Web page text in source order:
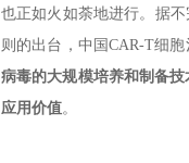
也正如火如荼地进行。据
则的出台，中国CAR-T细胞
病毒的大规模培养和制备技
应用价值。